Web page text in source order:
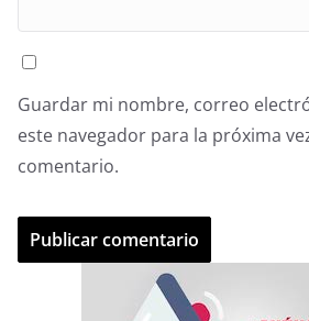
Guardar mi nombre, correo
este navegador para la próxima
comentario.